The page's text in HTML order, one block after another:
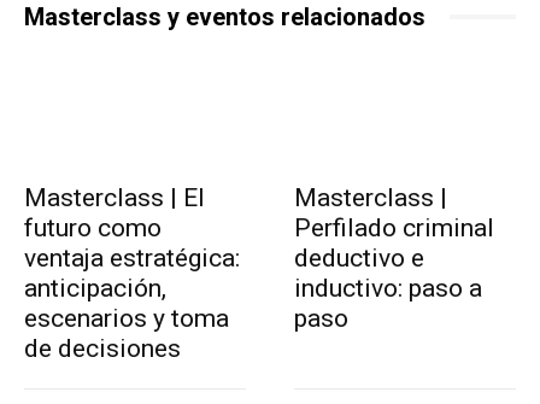
Masterclass y eventos relacionados
Masterclass | El
futuro como
ventaja estratégica:
anticipación,
escenarios y toma
de decisiones
Masterclass |
Perfilado criminal
deductivo e
inductivo: paso a
paso